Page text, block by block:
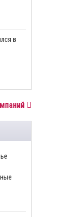
в